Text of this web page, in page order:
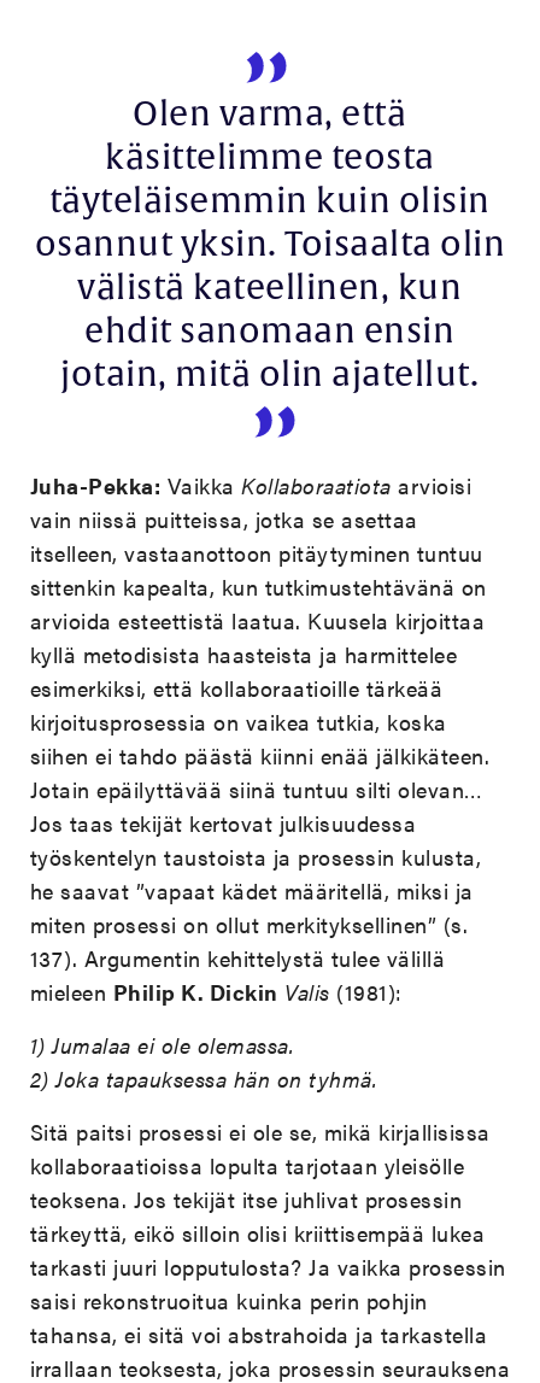
Olen varma, että
käsittelimme teosta
täyteläisemmin kuin olisin
osannut yksin. Toisaalta olin
välistä kateellinen, kun
ehdit sanomaan ensin
jotain, mitä olin ajatellut.
Juha-Pekka: VaikkaKollaboraatiota arvioisi
vain niissä puitteissa, jotka se asettaa
itselleen, vastaanottoon pitäytyminen tuntuu
sittenkin kapealta, kun tutkimustehtävänä on
arvioida esteettistä laatua. Kuusela kirjoittaa
kyllä metodisista haasteista ja harmittelee
esimerkiksi, että kollaboraatioille tärkeää
kirjoitusprosessia on vaikea tutkia, koska
siihen ei tahdo päästä kiinni enää jälkikäteen.
Jotain epäilyttävää siinä tuntuu silti olevan…
Jos taas tekijät kertovat julkisuudessa
työskentelyn taustoista ja prosessin kulusta,
he saavat ”vapaat kädet määritellä, miksi ja
miten prosessi on ollut merkityksellinen” (s.
137). Argumentin kehittelystä tulee välillä
mieleen Philip K. Dickin Valis (1981):
1) Jumalaa ei ole olemassa.
2) Joka tapauksessa hän on tyhmä.
Sitä paitsi prosessi ei ole se, mikä kirjallisissa
kollaboraatioissa lopulta tarjotaan yleisölle
teoksena. Jos tekijät itse juhlivat prosessin
tärkeyttä, eikö silloin olisi kriittisempää lukea
tarkasti juuri lopputulosta? Ja vaikka prosessin
saisi rekonstruoitua kuinka perin pohjin
tahansa, ei sitä voi abstrahoida ja tarkastella
irrallaan teoksesta, joka prosessin seurauksena